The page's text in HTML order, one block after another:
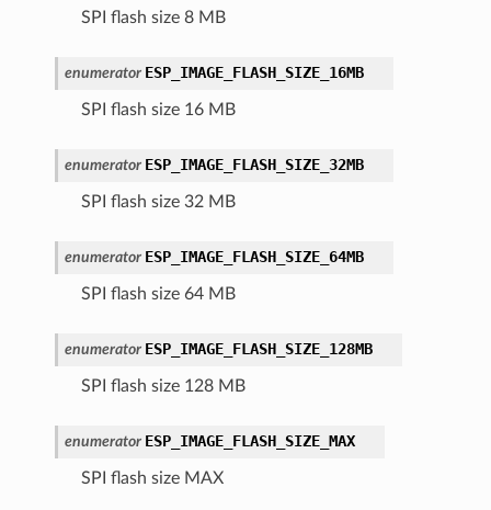
SPI flash size 8 MB
enumerator ESP_IMAGE_FLASH_SIZE_16MB
SPI flash size 16 MB
enumerator ESP_IMAGE_FLASH_SIZE_32MB
SPI flash size 32 MB
enumerator ESP_IMAGE_FLASH_SIZE_64MB
SPI flash size 64 MB
enumerator ESP_IMAGE_FLASH_SIZE_128MB
SPI flash size 128 MB
enumerator ESP_IMAGE_FLASH_SIZE_MAX
SPI flash size MAX